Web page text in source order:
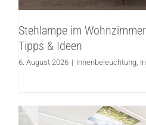
Stehlampe im
Tipps & Ideen
6. August 2026 | Innenbeleuchtung,